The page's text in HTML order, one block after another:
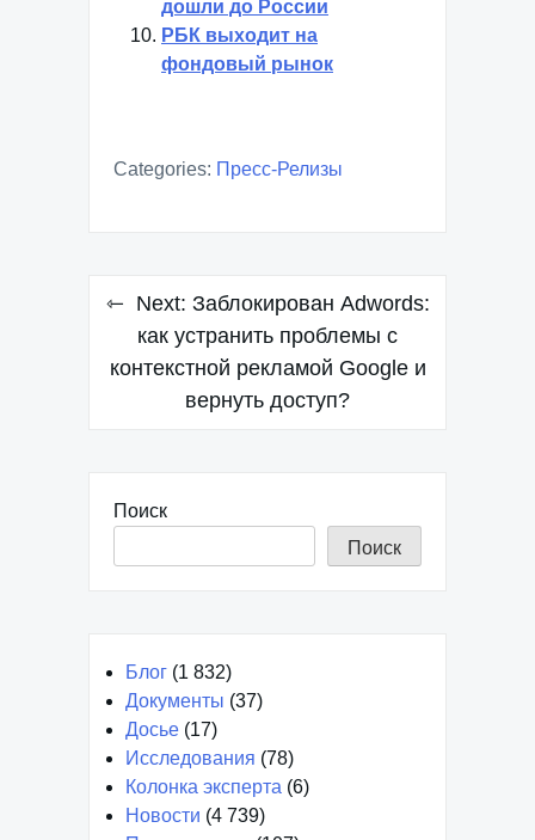
дошли до России
РБК выходит на
фондовый рынок
Categories: Пресс-Релизы
Навигация
записям
Next: Заблокирован Adwords:
как устранить проблемы с
контекстной рекламой Google и
вернуть доступ?
Поиск
Поиск
Блог (1 832)
Документы (37)
Досье (17)
Исследования (78)
Колонка эксперта (6)
Новости (4 739)